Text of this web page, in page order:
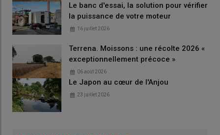
Le banc d'essai, la solution pour vérifier
la puissance de votre moteur
16 juillet 2026
Terrena. Moissons : une récolte 2026 «
exceptionnellement précoce »
06 août 2026
Le Japon au cœur de l'Anjou
23 juillet 2026